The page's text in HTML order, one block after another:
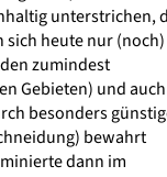
unterstrichen,
heute nur (noch)
zumindest
Gebieten) und
besonders
bewahrt
dann im